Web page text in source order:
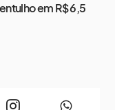
em R$ 6,5